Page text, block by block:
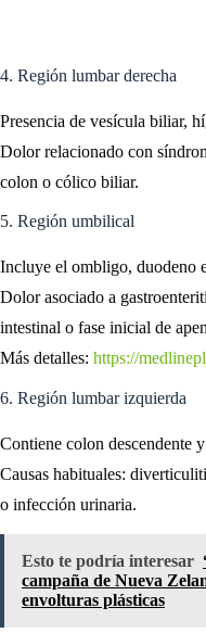
4. Región lumbar derecha
Presencia de vesícula biliar,
Dolor relacionado con
colon o cólico biliar.
5. Región umbilical
Incluye el ombligo, duodeno
Dolor asociado a
intestinal o fase inicial de
Más detalles: https://
6. Región lumbar izquierda
Contiene colon descendente
Causas habituales:
o infección urinaria.
Esto te podría interesar
campaña de Nueva
envolturas plásticas